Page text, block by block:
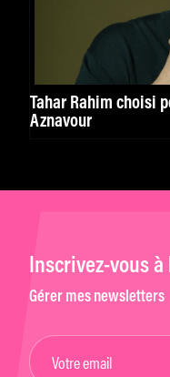
Tahar Rahim choisi
Aznavour
Inscrivez-vous
Gérer mes newsletters